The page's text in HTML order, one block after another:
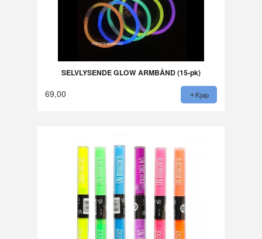
SELVLYSENDE GLOW ARMBÅND (15-pk)
69,00 Kjøp